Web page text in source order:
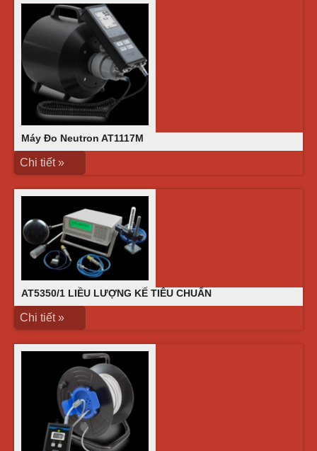
Máy Đo Neutron AT1117M
Chi tiết »
AT5350/1 LIỀU LƯỢNG KẾ TIÊU CHUẨN
Chi tiết »